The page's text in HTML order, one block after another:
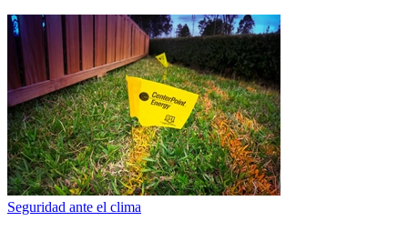
Seguridad ante el clima